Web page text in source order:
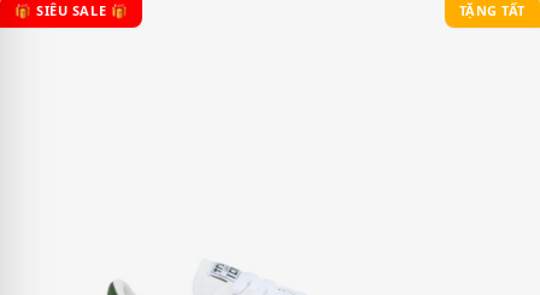
🎁 SIÊU SALE 🎁 TẶNG TẤT